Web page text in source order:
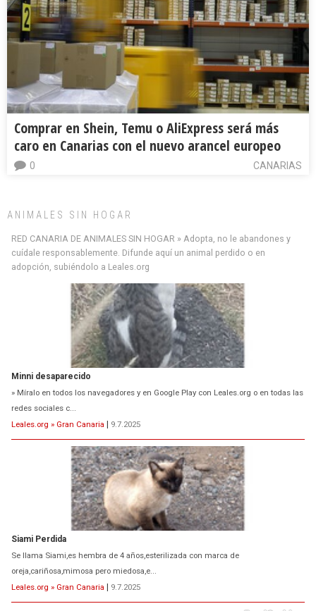
Comprar en Shein, Temu o AliExpress será más
caro en Canarias con el nuevo arancel europeo
CANARIAS
0
ANIMALES SIN HOGAR
RED CANARIA DE ANIMALES SIN HOGAR » Adopta, no le abandones y
cuídale responsablemente. Difunde aquí un animal perdido o en
adopción, subiéndolo a Leales.org
Minni desaparecido
» Míralo en todos los navegadores y en Google Play con Leales.org o en todas las
redes sociales c...
Leales.org » Gran Canaria | 9.7.2025
Siami Perdida
Se llama Siami,es hembra de 4 años,esterilizada con marca de
oreja,cariñosa,mimosa pero miedosa,e...
Leales.org » Gran Canaria | 9.7.2025